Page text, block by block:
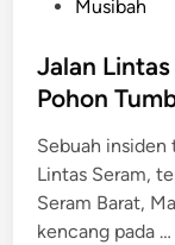
t
d
i
n
Musibah
Jalan
Pohon
Sebuah insiden
Lintas Seram,
Seram Barat,
kencang pada …